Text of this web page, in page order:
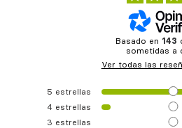
Basado en 143
sometidas a
Ver todas las
5 estrellas
4 estrellas
3 estrellas